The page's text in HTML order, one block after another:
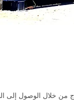
من خلال الوصول إلى